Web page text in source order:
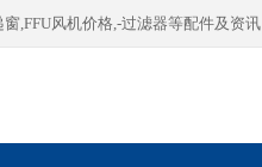
,FFU风机价格,-过滤器等配件及资讯